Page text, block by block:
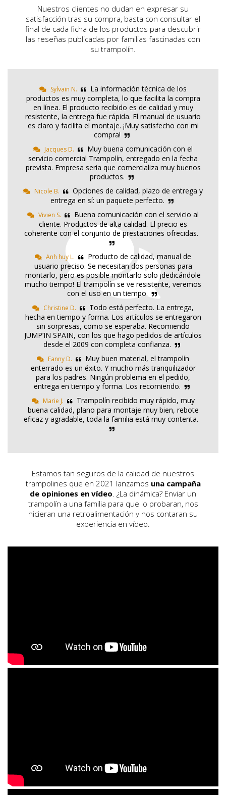
Nuestros clientes no dudan en expresar su
satisfacción tras su compra, basta con consultar el
final de cada ficha de los productos para descubrir
las reseñas publicadas por familias fascinadas con
su trampolín.
Sylvain N.
La información técnica de los
productos es muy completa, lo que facilita la compra
en línea. El producto recibido es de calidad y muy
resistente, la entrega fue rápida. El manual de usuario
es claro y facilita el montaje. ¡Muy satisfecho con mi
compra!
Jacques D.
Muy buena comunicación con el
servicio comercial Trampolín, entregado en la fecha
prevista. Empresa seria que comercializa muy buenos
productos.
Nicole B.
Opciones de calidad, plazo de entrega y
entrega en sí: un paquete perfecto.
Vivien S.
Buena comunicación con el servicio al
cliente. Productos de alta calidad. El precio es
coherente con el conjunto de prestaciones ofrecidas.
Anh huy L.
Producto de calidad, manual de
usuario preciso. Se necesitan dos personas para
montarlo, pero es posible montarlo solo ¡dedicándole
mucho tiempo! El trampolín se ve resistente, veremos
con el uso en un tiempo.
Christine D.
Todo está perfecto. La entrega,
hecha en tiempo y forma. Los artículos se entregaron
sin sorpresas, como se esperaba. Recomiendo
JUMP’IN SPAIN, con los que hago pedidos de artículos
desde el 2009 con completa confianza.
Fanny D.
Muy buen material, el trampolín
enterrado es un éxito. Y mucho más tranquilizador
para los padres. Ningún problema en el pedido,
entrega en tiempo y forma. Los recomiendo.
Marie J.
Trampolín recibido muy rápido, muy
buena calidad, plano para montaje muy bien, rebote
eficaz y agradable, toda la familia está muy contenta.
Estamos tan seguros de la calidad de nuestros
trampolines que en 2021 lanzamos una campaña
de opiniones en vídeo. ¿La dinámica? Enviar un
trampolín a una familia para que lo probaran, nos
hicieran una retroalimentación y nos contaran su
experiencia en vídeo.